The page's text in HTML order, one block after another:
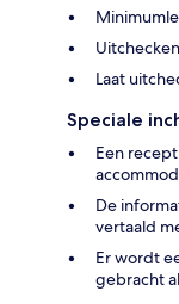
Laat
Speciale
Een
De
vertaald
Er wordt
gebracht